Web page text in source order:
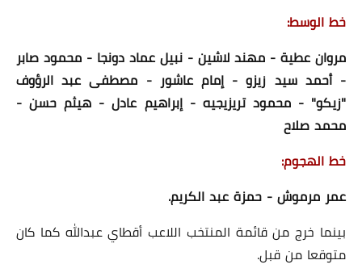
خط الوسط:
مروان عطية - مهند لاشين - نبيل عماد دونجا - محمود صابر
- أحمد سيد زيزو - إمام عاشور - مصطفى عبد الرؤوف
"زيكو" - محمود تريزيجيه - إبراهيم عادل - هيثم حسن -
محمد صلاح
خط الهجوم:
عمر مرموش - حمزة عبد الكريم.
بينما خرج من قائمة المنتخب اللاعب أقطاي عبدالله كما كان
متوقعا من قبل.